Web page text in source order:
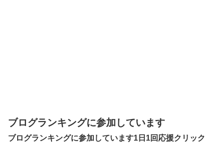
ブログランキングに参加しています
ブログランキングに参加しています1日1回応援クリック